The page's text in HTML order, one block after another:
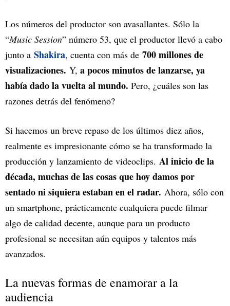
Los números del productor son avasallantes. Sólo la
“Music Session” número 53, que el productor llevó a cabo
junto a Shakira, cuenta con más de 700 millones de
visualizaciones. Y, a pocos minutos de lanzarse, ya
había dado la vuelta al mundo. Pero, ¿cuáles son las
razones detrás del fenómeno?
Si hacemos un breve repaso de los últimos diez años,
realmente es impresionante cómo se ha transformado la
producción y lanzamiento de videoclips. Al inicio de la
década, muchas de las cosas que hoy damos por
sentado ni siquiera estaban en el radar. Ahora, sólo con
un smartphone, prácticamente cualquiera puede filmar
algo de calidad decente, aunque para un producto
profesional se necesitan aún equipos y talentos más
avanzados.
La nuevas formas de enamorar a la
audiencia